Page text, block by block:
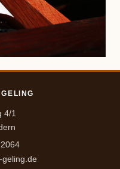
4/1
geling.de